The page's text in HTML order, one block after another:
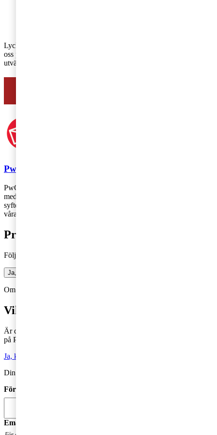
Lycka till med ditt fortsatta styrelsearbete! Välkommen att kontakta
oss på PwC om du behöver hjälp med att utbilda, utveckla eller
utvärdera ert
PwC
PwC Sverige är marknadsledande inom revision och rådgivning
med 2 700 medarbetare runt om i landet – vi finns där du finns! Vårt
syfte är att skapa förtroende i samhället och lösa viktiga problem och
våra värderingar genomsyrar allt vi gör.
Prenumerera på bloggen
Följ vår blogg och få insikter som driver tillväxt
Ja, jag vill prenumerera på Företagarbloggen
Om du inte får fram något formulär via knappen ovan,
Vill du veta mer?
Är du intresserad av våra tjänster och vill komma i kontakt med oss
på PwC?
Ja, kontakta mig
Din kommentar publiceras i anslutning till blogginlägget.
Förnamn
Email